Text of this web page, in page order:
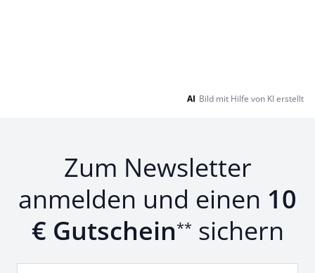
AI Bild mit Hilfe von KI erstellt
Zum Newsletter
anmelden und einen 10
€ Gutschein** sichern